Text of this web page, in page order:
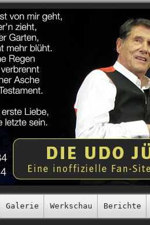
Galerie Werkschau Berichte